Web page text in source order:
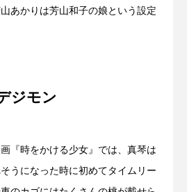
あかりは芳山和子の娘という設定
ジモン
『時をかける少女』では、真琴は
うになった時に初めてタイムリー